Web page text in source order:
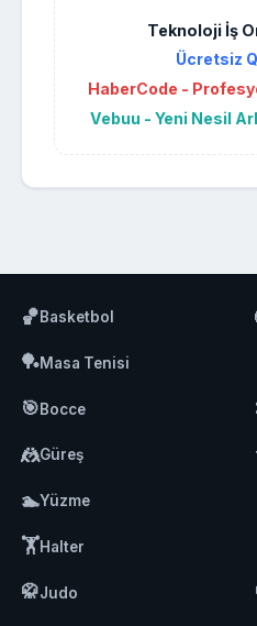
Teknoloji İş
Ücretsiz
HaberCode -
Vebuu - Yeni Nesil
🏀Basketbol
🏓Masa Tenisi
🎯Bocce
🤼Güreş
🏊Yüzme
🏋️Halter
🥋Judo